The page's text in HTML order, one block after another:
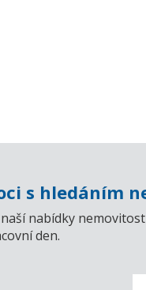
s hledáním
nabídky
den.